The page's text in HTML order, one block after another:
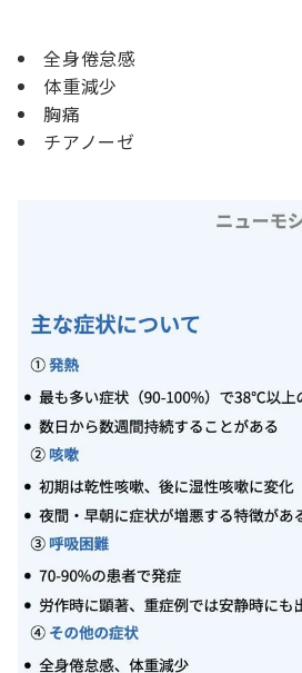
全身倦怠感
体重減少
胸痛
チアノーゼ